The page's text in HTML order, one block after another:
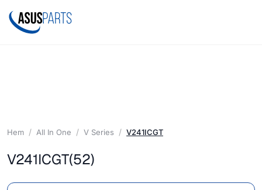
Hem All In One V Series V241ICGT
V241ICGT(52)